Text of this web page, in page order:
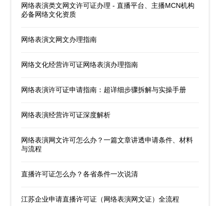
网络表演类文网文许可证办理 - 直播平台、主播MCN机构
必备网络文化资质
网络表演文网文办理指南
网络文化经营许可证网络表演办理指南
网络表演许可证申请指南：超详细步骤拆解与实操手册
网络表演经营许可证深度解析
网络表演网文许可怎么办？一篇文章讲透申请条件、材料
与流程
直播许可证怎么办？各省条件一次说清
江苏企业申请直播许可证（网络表演网文证）全流程